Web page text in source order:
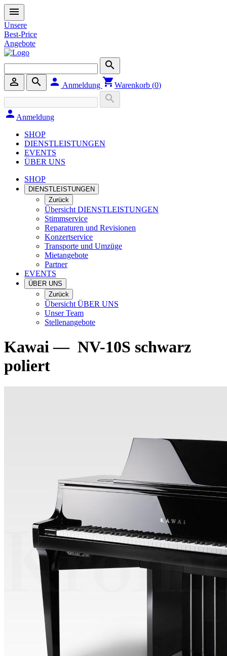
menu
Unsere
Best-Price
Angebote
search
person_outline
search person Anmeldung shopping_cartWarenkorb (0)
search
person Anmeldung
SHOP
DIENSTLEISTUNGEN
EVENTS
ÜBER UNS
SHOP
DIENSTLEISTUNGEN
Zurück
Übersicht DIENSTLEISTUNGEN
Stimmservice
Reparaturen und Revisionen
Konzertservice
Transporte und Umzüge
Mietangebote
Partner
EVENTS
ÜBER UNS
Zurück
Übersicht ÜBER UNS
Unser Team
Stellenangebote
Kawai— NV-10S schwarz
poliert